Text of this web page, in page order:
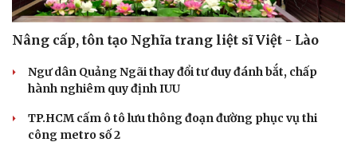
Nâng cấp, tôn tạo Nghĩa trang liệt sĩ Việt - Lào
Ngư dân Quảng Ngãi thay đổi tư duy đánh bắt, chấp
hành nghiêm quy định IUU
TP.HCM cấm ô tô lưu thông đoạn đường phục vụ thi
công metro số 2